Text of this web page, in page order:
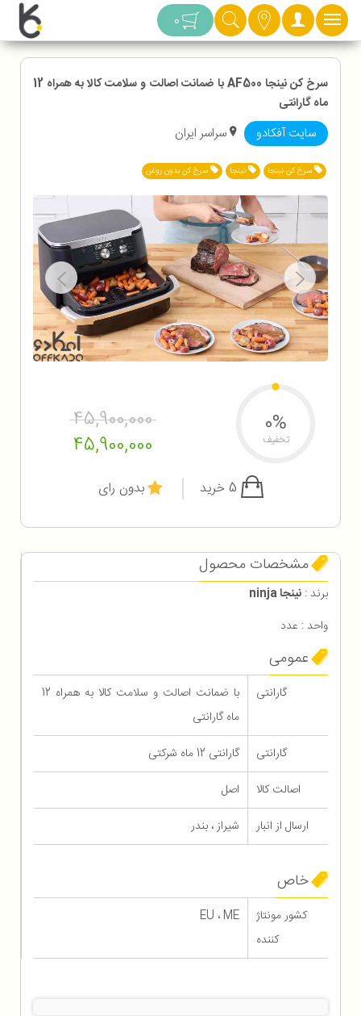
دسته بندی 0
سرخ کن نینجا AF500 با ضمانت اصالت و سلامت کالا به همراه 12
ماه گارانتی
سایت آفکادو سراسر ایران
سرخ کن نینجا نینجا سرخ کن بدون روغن
45,900,000
45,900,000
0%
تخفیف
بدون رای
مشخصات محصول
برند : نینجا ninja
واحد : عدد
عمومی
گارانتی
با ضمانت اصالت و سلامت کالا به همراه 12
ماه گارانتی
گارانتی
گارانتی 12 ماه شرکتی
اصالت کالا
اصل
ارسال از انبار
شیراز ، بندر
خاص
کشور مونتاژ
کننده
EU ، ME